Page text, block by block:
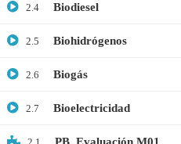
2.4 Biodiesel
2.5 Biohidrógenos
2.6 Biogás
2.7 Bioelectricidad
$25.00
Webinar: